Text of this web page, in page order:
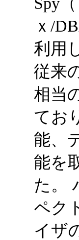
ｘ/
利用
従来
相当
てお
能、
能を
た。
ペク
イザ